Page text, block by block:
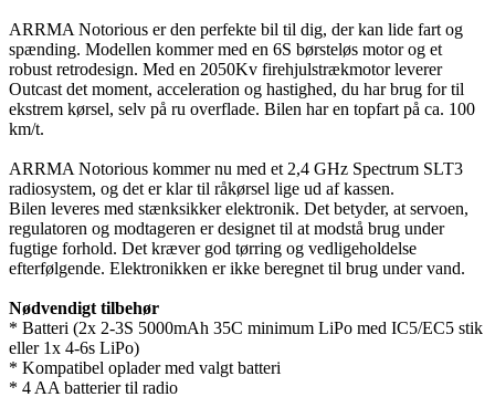
ARRMA Notorious er den perfekte bil til dig, der kan lide fart og
spænding. Modellen kommer med en 6S børsteløs motor og et
robust retrodesign. Med en 2050Kv firehjulstrækmotor leverer
Outcast det moment, acceleration og hastighed, du har brug for til
ekstrem kørsel, selv på ru overflade. Bilen har en topfart på ca. 100
km/t.
ARRMA Notorious kommer nu med et 2,4 GHz Spectrum SLT3
radiosystem, og det er klar til råkørsel lige ud af kassen.
Bilen leveres med stænksikker elektronik. Det betyder, at servoen,
regulatoren og modtageren er designet til at modstå brug under
fugtige forhold. Det kræver god tørring og vedligeholdelse
efterfølgende. Elektronikken er ikke beregnet til brug under vand.
Nødvendigt tilbehør
* Batteri (2x 2-3S 5000mAh 35C minimum LiPo med IC5/EC5 stik
eller 1x 4-6s LiPo)
* Kompatibel oplader med valgt batteri
* 4 AA batterier til radio